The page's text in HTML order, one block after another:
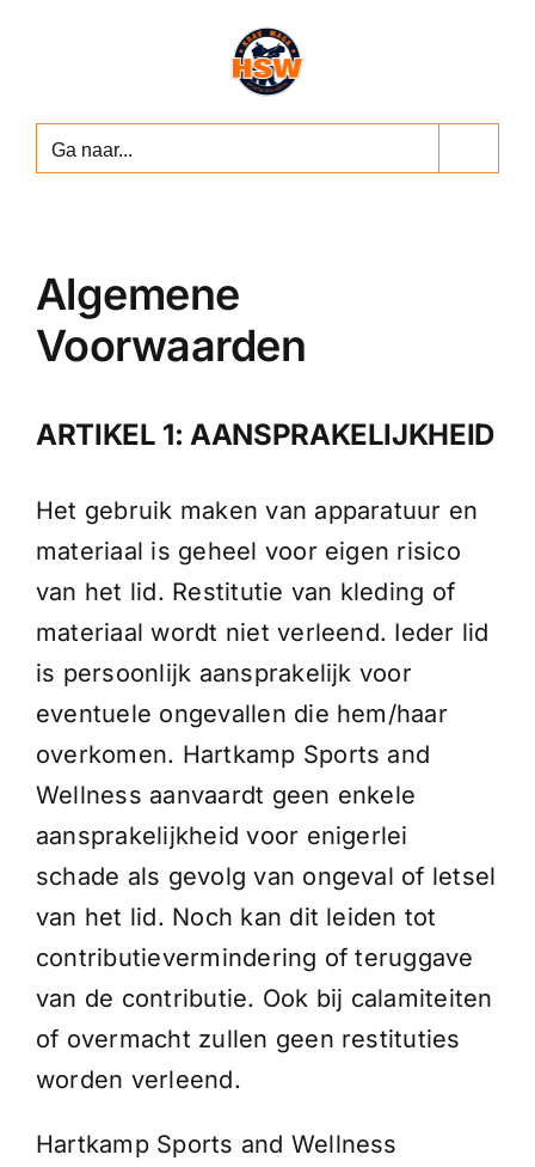
Ga naar...
Algemene
Voorwaarden
ARTIKEL 1: AANSPRAKELIJKHEID
Het gebruik maken van apparatuur en
materiaal is geheel voor eigen risico
van het lid. Restitutie van kleding of
materiaal wordt niet verleend. Ieder lid
is persoonlijk aansprakelijk voor
eventuele ongevallen die hem/haar
overkomen. Hartkamp Sports and
Wellness aanvaardt geen enkele
aansprakelijkheid voor enigerlei
schade als gevolg van ongeval of letsel
van het lid. Noch kan dit leiden tot
contributievermindering of teruggave
van de contributie. Ook bij calamiteiten
of overmacht zullen geen restituties
worden verleend.
Hartkamp Sports and Wellness